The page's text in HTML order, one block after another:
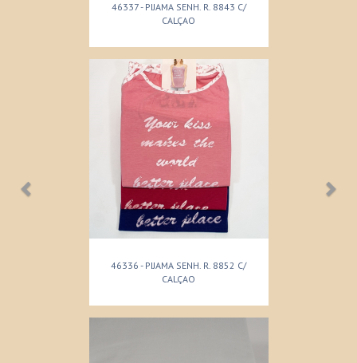
46337 - PIJAMA SENH. R. 8843 C/
CALÇAO
46336 - PIJAMA SENH. R. 8852 C/
CALÇAO